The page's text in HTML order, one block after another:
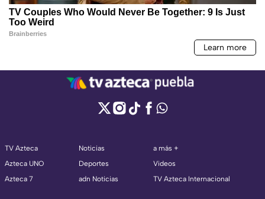
TV Azteca
Azteca UNO
Azteca 7
Noticias
Deportes
adn Noticias
a más +
Videos
TV Azteca Internacional